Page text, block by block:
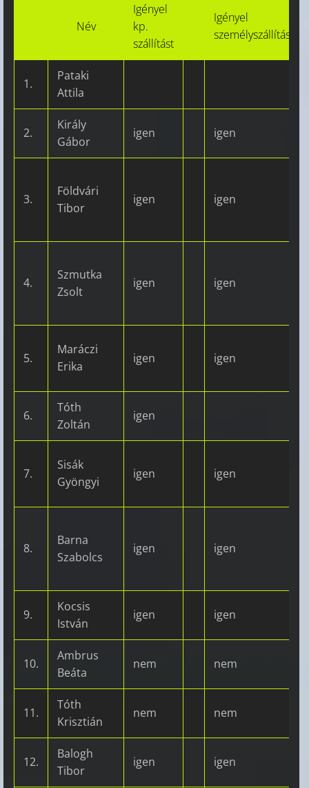
Név
Igényel
kp.
szállítást
Igényel
személyszállítást
1.
Pataki
Attila
2.
Király
Gábor
igen igen
3.
Földvári
Tibor
igen igen
4.
Szmutka
Zsolt
igen igen
5.
Maráczi
Erika
igen igen
6.
Tóth
Zoltán
igen
7.
Sisák
Gyöngyi
igen igen
8.
Barna
Szabolcs
igen igen
9.
Kocsis
István
igen igen
10.
Ambrus
Beáta
nem nem
11.
Tóth
Krisztián
nem nem
12.
Balogh
Tibor
igen igen